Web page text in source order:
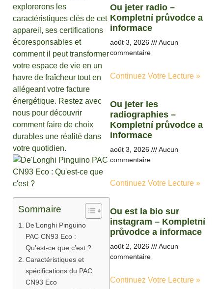
explorerons les
caractéristiques clés de cet
appareil, ses certifications
écoresponsables et
comment il peut transformer
votre espace de vie en un
havre de fraîcheur tout en
allégeant votre facture
énergétique. Restez avec
nous pour découvrir
comment faire de choix
durables une réalité dans
votre quotidien.
Sommaire
De’Longhi Pinguino
PAC CN93 Eco :
Qu’est-ce que c’est ?
Caractéristiques et
spécifications du PAC
CN93 Eco
Ou jeter radio –
Kompletní průvodce a
informace
août 3, 2026
Aucun
commentaire
Continuez Votre Lecture »
Ou jeter les
radiographies –
Kompletní průvodce a
informace
août 3, 2026
Aucun
commentaire
Continuez Votre Lecture »
Ou est la bio sur
instagram – Kompletní
průvodce a informace
août 2, 2026
Aucun
commentaire
Continuez Votre Lecture »